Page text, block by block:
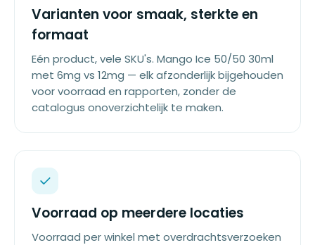
Varianten voor smaak, sterkte en
formaat
Eén product, vele SKU's. Mango Ice 50/50 30ml
met 6mg vs 12mg — elk afzonderlijk bijgehouden
voor voorraad en rapporten, zonder de
catalogus onoverzichtelijk te maken.
Voorraad op meerdere locaties
Voorraad per winkel met overdrachtsverzoeken